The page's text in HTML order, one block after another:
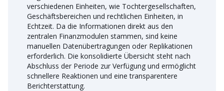
verschiedenen Einheiten, wie Tochtergesellschaften,
Geschäftsbereichen und rechtlichen Einheiten, in
Echtzeit. Da die Informationen direkt aus den
zentralen Finanzmodulen stammen, sind keine
manuellen Datenübertragungen oder Replikationen
erforderlich. Die konsolidierte Übersicht steht nach
Abschluss der Periode zur Verfügung und ermöglicht
schnellere Reaktionen und eine transparentere
Berichterstattung.